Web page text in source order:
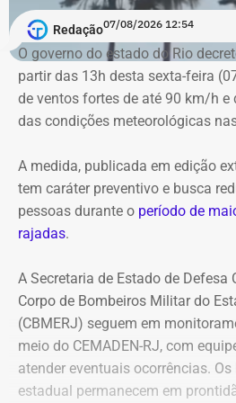
deslocamento para os pontos de
município. Em situações de
pode acionar o Corpo de
Defesa Civil pelo número 199.
Redação07/08/2026 12:54
O governo do estado do Rio
partir das 13h desta sexta-feira
de ventos fortes de até 90 km/h
das condições meteorológicas
A medida, publicada em edição
tem caráter preventivo e busca
pessoas durante o período de
rajadas.
A Secretaria de Estado de Defesa
Corpo de Bombeiros Militar do
(CBMERJ) seguem em
meio do CEMADEN-RJ, com
atender eventuais ocorrências.
estadual permanecem em